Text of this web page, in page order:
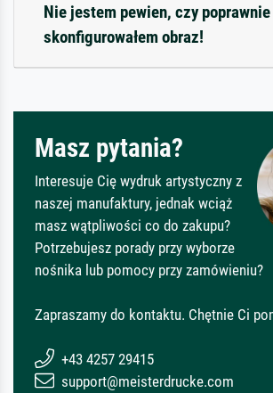
Nie jestem pewien, czy poprawnie
skonfigurowałem obraz!
Masz pytania?
Interesuje Cię wydruk artystyczny z
naszej manufaktury, jednak wciąż
masz wątpliwości co do zakupu?
Potrzebujesz porady przy wyborze
nośnika lub pomocy przy zamówieniu?
Zapraszamy do kontaktu. Chętnie Ci
+43 4257 29415
support@meisterdrucke.com